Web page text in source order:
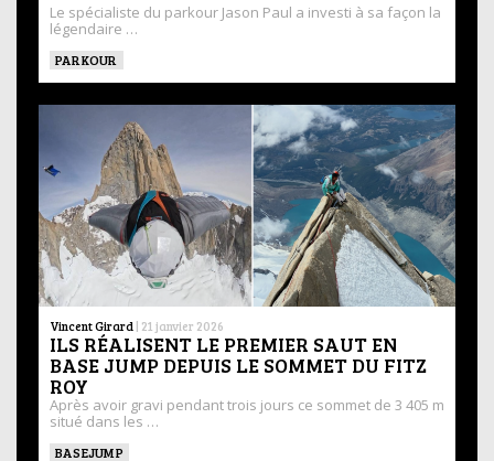
Le spécialiste du parkour Jason Paul a investi à sa façon la
légendaire …
PARKOUR
Vincent Girard | 21 janvier 2026
ILS RÉALISENT LE PREMIER SAUT EN
BASE JUMP DEPUIS LE SOMMET DU FITZ
ROY
Après avoir gravi pendant trois jours ce sommet de 3 405 m
situé dans les …
BASEJUMP